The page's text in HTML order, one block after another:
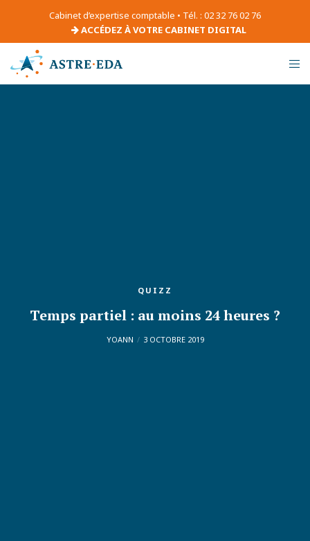
Cabinet d’expertise comptable • Tél. : 02 32 76 02 76
ACCÉDEZ À VOTRE CABINET DIGITAL
QUIZZ
Temps partiel : au moins 24 heures ?
YOANN 3 OCTOBRE 2019